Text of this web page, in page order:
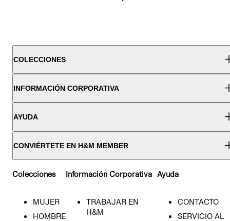
COLECCIONES
INFORMACIÓN CORPORATIVA
AYUDA
CONVIÉRTETE EN H&M MEMBER
Colecciones
MUJER
HOMBRE
Información Corporativa
TRABAJAR EN
H&M
Ayuda
CONTACTO
SERVICIO AL